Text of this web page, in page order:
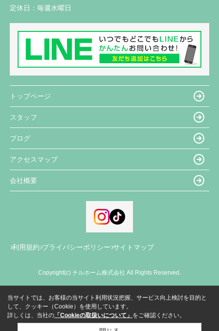
定休日： 毎週水曜日
トップページ
スタッフ
ブログ
アクセスマップ
会社概要
利用規約 プライバシーポリシー サイトマップ
Copyright(c) チルホーム株式会社 All Rights Reserved.
当サイトでは、お客様の当サイト利用状況把握、サービス向上検討を目的と
して、クッキー（Cookie）を使用しています。
詳しくは、当社の 「Cookieの取扱いについて」 をご確認ください。